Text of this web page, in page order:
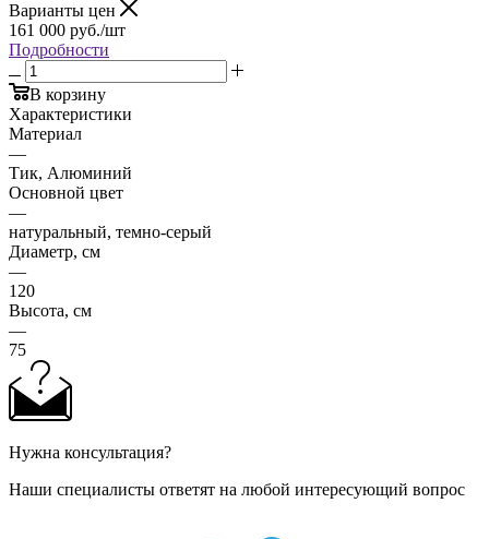
Варианты цен
161 000 руб./шт
Подробности
В корзину
Характеристики
Материал
—
Тик, Алюминий
Основной цвет
—
натуральный, темно-серый
Диаметр, см
—
120
Высота, см
—
75
Нужна консультация?
Наши специалисты ответят на любой интересующий вопрос